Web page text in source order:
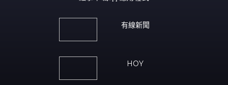
有線新聞
HOY